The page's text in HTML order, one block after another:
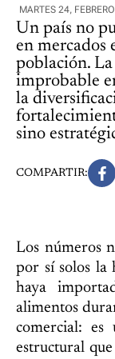
MARTES 24,
Un país no
en mercados
población. La
improbable
la
sino
COMPARTIR:
Los números
por sí solos la
haya
alimentos
comercial:
estructural